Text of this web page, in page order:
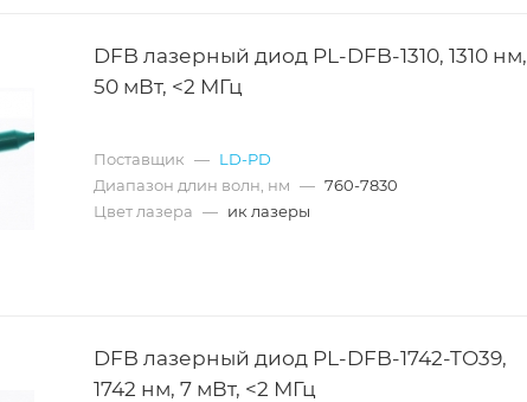
DFB лазерный диод PL-DFB-1310, 1310 нм,
50 мВт, <2 МГц
Поставщик — LD-PD
Диапазон длин волн, нм — 760-7830
Цвет лазера — ик лазеры
DFB лазерный диод PL-DFB-1742-TO39,
1742 нм, 7 мВт, <2 МГц